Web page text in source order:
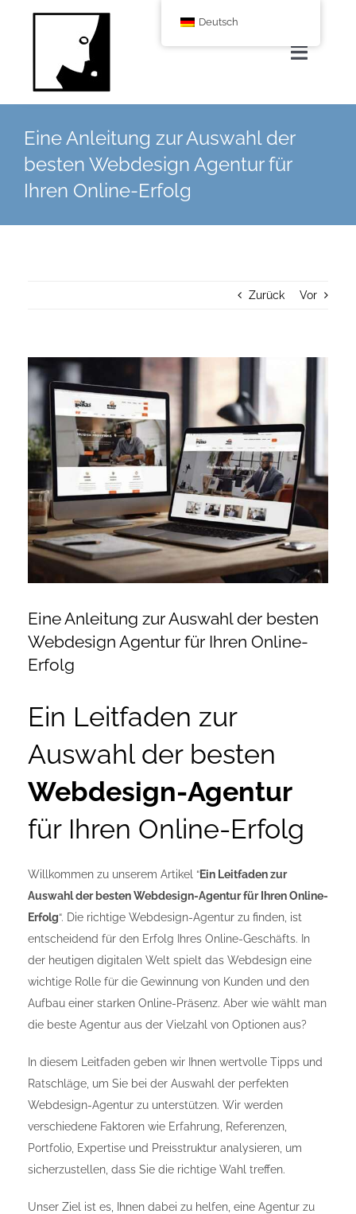
Über uns
Onlineshop Angebote
Newsletter
Kontakt
Datenschutzerklärung
Impressum
Eine Anleitung zur Auswahl der
besten Webdesign Agentur für
Ihren Online-Erfolg
Zurück Vor
Zeige
grösseres
Eine Anleitung zur Auswahl der besten
Webdesign Agentur für Ihren Online-
Erfolg
Ein Leitfaden zur
Auswahl der besten
Webdesign-Agentur
für Ihren Online-Erfolg
Willkommen zu unserem Artikel “Ein Leitfaden zur
Auswahl der besten Webdesign-Agentur für Ihren Online-
Erfolg“. Die richtige Webdesign-Agentur zu finden, ist
entscheidend für den Erfolg Ihres Online-Geschäfts. In
der heutigen digitalen Welt spielt das Webdesign eine
wichtige Rolle für die Gewinnung von Kunden und den
Aufbau einer starken Online-Präsenz. Aber wie wählt man
die beste Agentur aus der Vielzahl von Optionen aus?
In diesem Leitfaden geben wir Ihnen wertvolle Tipps und
Ratschläge, um Sie bei der Auswahl der perfekten
Webdesign-Agentur zu unterstützen. Wir werden
verschiedene Faktoren wie Erfahrung, Referenzen,
Portfolio, Expertise und Preisstruktur analysieren, um
sicherzustellen, dass Sie die richtige Wahl treffen.
Unser Ziel ist es, Ihnen dabei zu helfen, eine Agentur zu
Deutsch